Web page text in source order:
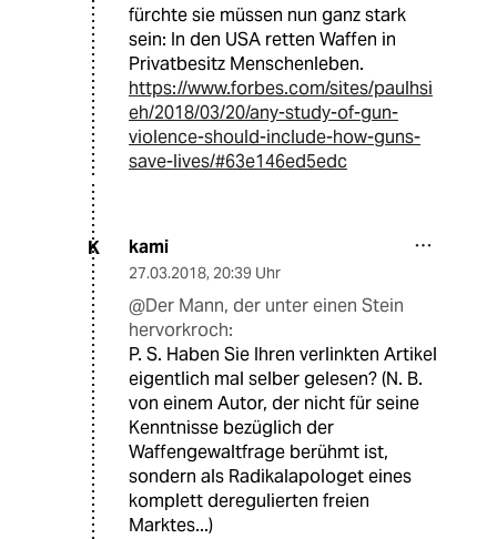
fürchte sie müssen nun ganz stark
sein: In den USA retten Waffen in
Privatbesitz Menschenleben.
https://www.forbes.com/sites/paulhsi
eh/2018/03/20/any-study-of-gun-
violence-should-include-how-guns-
save-lives/#63e146ed5edc
K kami
27.03.2018, 20:39 Uhr
@Der Mann, der unter einen Stein
hervorkroch:
P. S. Haben Sie Ihren verlinkten Artikel
eigentlich mal selber gelesen? (N. B.
von einem Autor, der nicht für seine
Kenntnisse bezüglich der
Waffengewaltfrage berühmt ist,
sondern als Radikalapologet eines
komplett deregulierten freien
Marktes...)